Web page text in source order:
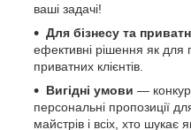
ваші задачі!
Для бізнесу та
ефективні рішення як для
приватних клієнтів.
Вигідні умови —
персональні пропозиції
майстрів і всіх, хто шукає